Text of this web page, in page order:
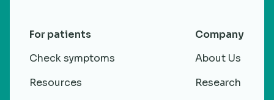
For patients
Check symptoms
Resources
Company
About Us
Research